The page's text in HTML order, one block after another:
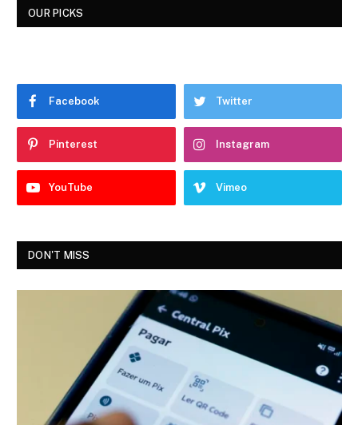
OUR PICKS
Facebook Twitter
Pinterest Instagram
YouTube Vimeo
DON'T MISS